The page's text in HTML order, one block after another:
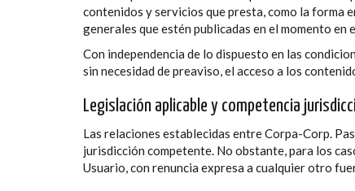
contenidos y servicios que presta, como la forma
generales que estén publicadas en el momento
Con independencia de lo dispuesto en las
sin necesidad de preaviso, el acceso a los
Legislación aplicable y competencia
Las relaciones establecidas entre Corpa-Corp.
jurisdicción competente. No obstante, para los
Usuario, con renuncia expresa a cualquier otro